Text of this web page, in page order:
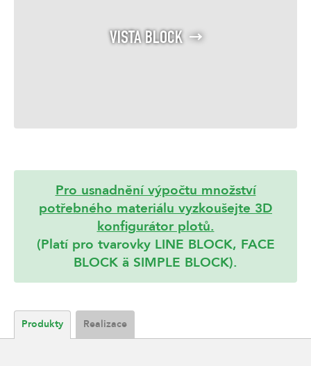
VISTA BLOCK
Pro usnadnění výpočtu množství
potřebného materiálu vyzkoušejte 3D
konfigurátor plotů.
(Platí pro tvarovky LINE BLOCK, FACE
BLOCK ä SIMPLE BLOCK).
Produkty Realizace